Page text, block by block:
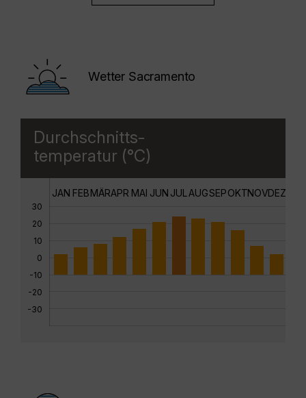
Wetter Sacramento
Durchschnitts-
temperatur (°C)
30
20
10
0
-10
-20
-30
JAN FEBMÄRAPR MAI JUN JUL AUGSEPOKTNOVDEZ